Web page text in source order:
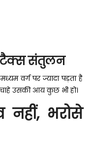
टैक्स संतुलन
वर्ग पर ज्यादा पड़ता है
चाहे उसकी आय कुछ भी हो।
भरोसे